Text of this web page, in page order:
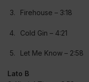
Firehouse – 3:18
Cold Gin – 4:21
Let Me Know – 2:58
Lato B